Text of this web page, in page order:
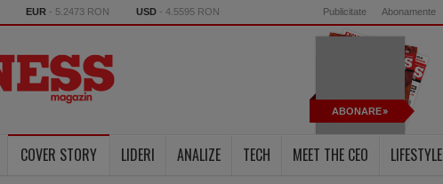
EUR - 5.2473 RON USD - 4.5595 RON Publicitate Abonamente
ABONARE
COVER STORY LIDERI ANALIZE TECH MEET THE CEO LIFESTYLE